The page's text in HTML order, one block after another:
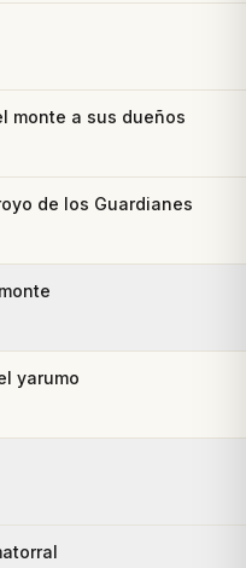
monte a sus dueños
de los Guardianes
yarumo